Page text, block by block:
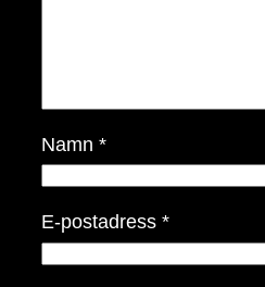
Namn *
E-postadress *